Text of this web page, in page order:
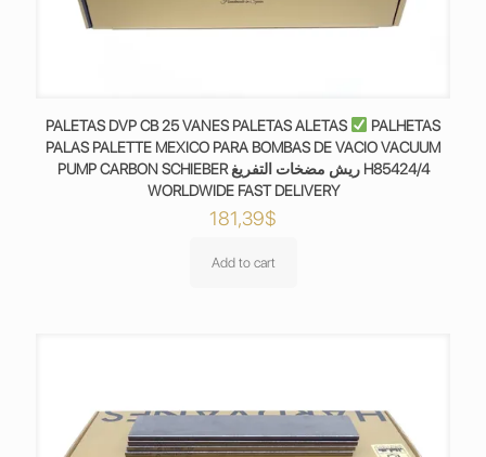
PALETAS DVP CB 25 VANES PALETAS ALETAS
PALHETAS
PALAS PALETTE MEXICO PARA BOMBAS DE VACIO VACUUM
PUMP CARBON SCHIEBER ريش مضخات التفريغ H85424/4
WORLDWIDE FAST DELIVERY
181,39$
Add to cart